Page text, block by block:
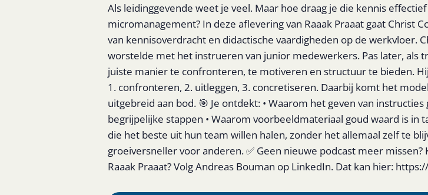
Als leidinggevende weet je veel. Maar hoe draag je die kennis
micromanagement? In deze aflevering van Raaak Praaat gaat Christ
van kennisoverdracht en didactische vaardigheden op de werkvloer.
worstelde met het instrueren van junior medewerkers. Pas later, als
juiste manier te confronteren, te motiveren en structuur te bieden.
1. confronteren, 2. uitleggen, 3. concretiseren. Daarbij komt het
uitgebreid aan bod. 🎯 Je ontdekt: • Waarom het geven van
begrijpelijke stappen • Waarom voorbeeldmateriaal goud waard is
die het beste uit hun team willen halen, zonder het allemaal zelf te
groeiversneller voor anderen. ✅ Geen nieuwe podcast meer
Raaak Praaat? Volg Andreas Bouman op LinkedIn. Dat kan hier: